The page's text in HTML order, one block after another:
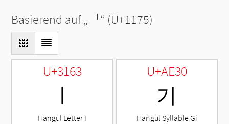
Basierend auf „ ᅵ“ (U+1175)
U+3163
ㅣ
Hangul Letter I
U+AE30
기
Hangul Syllable Gi